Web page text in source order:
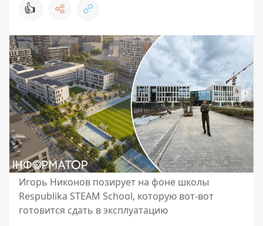
👍
Игорь Никонов позирует на фоне школы
Respublika STEAM School, которую вот-вот
готовится сдать в эксплуатацию